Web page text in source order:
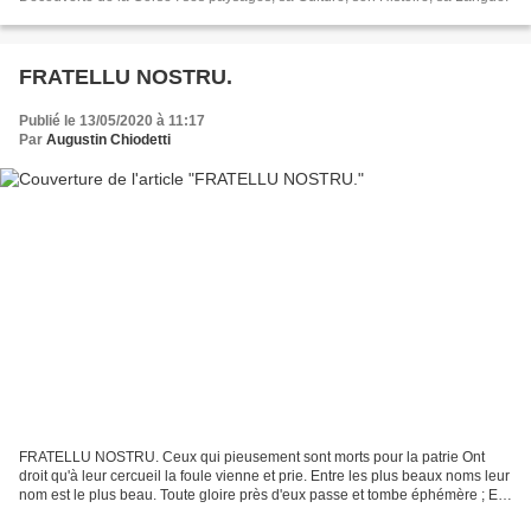
FRATELLU NOSTRU.
Publié le 13/05/2020 à 11:17
Par Augustin Chiodetti
FRATELLU NOSTRU. Ceux qui pieusement sont morts pour la patrie Ont
droit qu'à leur cercueil la foule vienne et prie. Entre les plus beaux noms leur
nom est le plus beau. Toute gloire près d'eux passe et tombe éphémère ; Et,